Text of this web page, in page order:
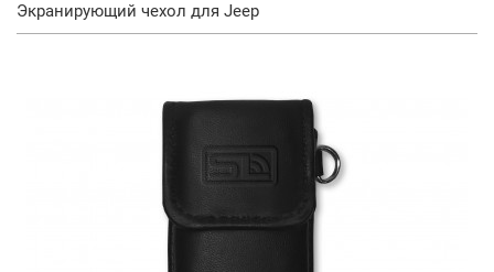
Экранирующий чехол для Jeep